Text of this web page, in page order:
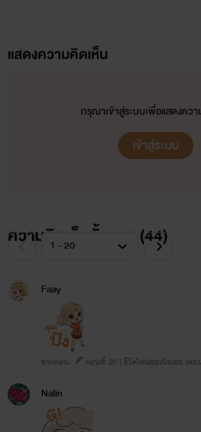
=
แสดงความคิดเห็น
กรุณาเข้าสู่ระบบเพื่อแสดงคว
เข้าสู่ระบบ
ความคิดเห็นทั้งหมด (44)
Faay
จากตอน: 🪶ตอนที่ 20 | ชีวิตใหม่ของใจเอย (ตอ
Nalin